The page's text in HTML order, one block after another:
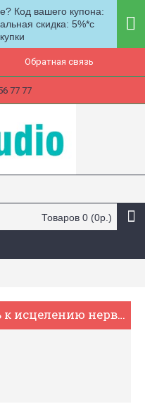
Код вашего купона:
скидка: 5%*с
Обратная связь
77 77
Товаров 0 (0р.)
как путь к исцелению
Ароматерапия как путь к исцелению нервной системы